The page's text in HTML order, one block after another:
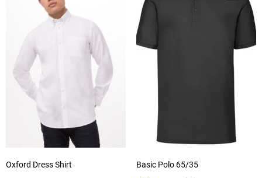
Oxford Dress Shirt Basic Polo 65/35